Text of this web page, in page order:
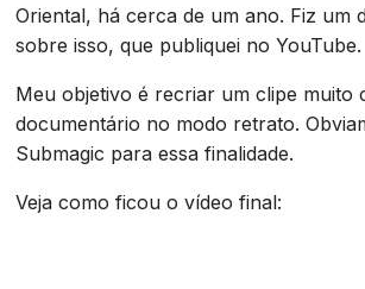
Oriental, há cerca de um ano. Fiz um
sobre isso, que publiquei no YouTube.
Meu objetivo é recriar um clipe muito
documentário no modo retrato.
Submagic para essa finalidade.
Veja como ficou o vídeo final: